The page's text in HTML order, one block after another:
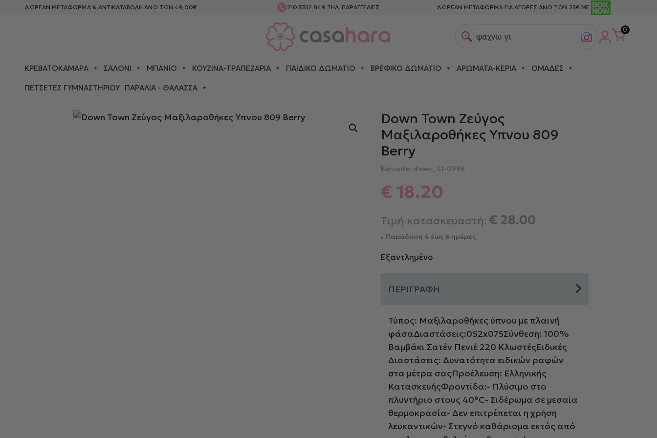
ΔΩΡΕΑΝ ΜΕΤΑΦΟΡΙΚΑ & ΑΝΤΙΚΑΤΑΒΟΛΗ ΑΝΩ ΤΩΝ 49,00€ 210 5312 849 ΤΗΛ. ΠΑΡΑΓΓΕΛΙΕΣ ΔΩΡΕΑΝ ΜΕΤΑΦΟΡΙΚΑ ΓΙΑ ΑΓΟΡΕΣ ΑΝΩ ΤΩΝ 25€ ΜΕ
ψαχνω για σετ
0
ΚΡΕΒΑΤΟΚΆΜΑΡΑ ΣΑΛΌΝΙ ΜΠΆΝΙΟ ΚΟΥΖΊΝΑ-ΤΡΑΠΕΖΑΡΊΑ ΠΑΙΔΙΚΌ ΔΩΜΆΤΙΟ ΒΡΕΦΙΚΌ ΔΩΜΆΤΙΟ ΑΡΏΜΑΤΑ-ΚΕΡΙΆ ΟΜΆΔΕΣ
ΠΕΤΣΈΤΕΣ ΓΥΜΝΑΣΤΗΡΊΟΥ ΠΑΡΑΛΊΑ - ΘΆΛΑΣΣΑ
ΑΡΧΙΚΉ ΣΕΛΊΔΑ >ΚΡΕΒΑΤΟΚΆΜΑΡΑ>ΜΑΞΙΛΑΡΟΘΉΚΕΣ
Down Town Ζεύγος
Μαξιλαροθήκες Υπνου 809
Berry
Barcode: down_41-0996
€ 18.20
Τιμή κατασκευαστή: € 28.00
Παράδοση 4 έως 6 ημέρες
Εξαντλημένο
ΠΕΡΙΓΡΑΦΗ
Τύπος: Μαξιλαροθήκες ύπνου με πλαινή
φάσαΔιαστάσεις:052x075Σύνθεση: 100%
Βαμβάκι Σατέν Πενιέ 220 ΚλωστέςΕιδικές
Διαστάσεις: Δυνατότητα ειδικών ραφών
στα μέτρα σαςΠροέλευση: Ελληνικής
ΚατασκευήςΦροντίδα:- Πλύσιμο στο
πλυντήριο στους 40°C- Σιδέρωμα σε μεσαία
θερμοκρασία- Δεν επιτρέπεται η χρήση
λευκαντικών- Στεγνό καθάρισμα εκτός από